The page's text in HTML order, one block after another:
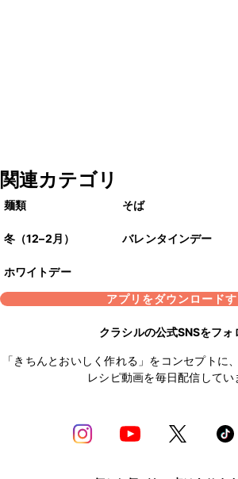
関連カテゴリ
麺類 そば
冬（12–2月） バレンタインデー
ホワイトデー
アプリをダウンロード
クラシルの公式SNSをフォ
「きちんとおいしく作れる」をコンセプトに
レシピ動画を毎日配信してい